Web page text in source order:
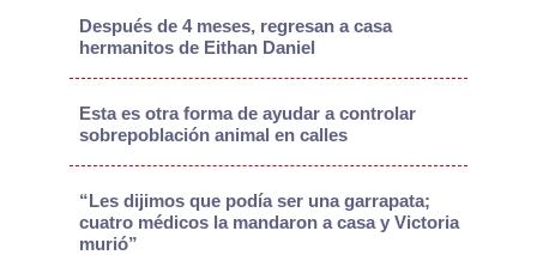
Después de 4 meses, regresan a casa
hermanitos de Eithan Daniel
Esta es otra forma de ayudar a controlar
sobrepoblación animal en calles
“Les dijimos que podía ser una garrapata;
cuatro médicos la mandaron a casa y Victoria
murió”